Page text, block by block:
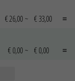
€ 26,00 ~ € 33,00
€ 0,00 ~ € 0,00